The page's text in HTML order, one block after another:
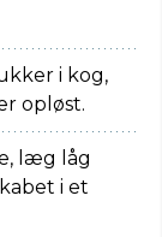
i kog,
opløst.
læg låg
i et